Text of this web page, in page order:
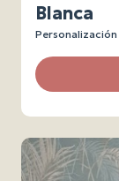
Blanca